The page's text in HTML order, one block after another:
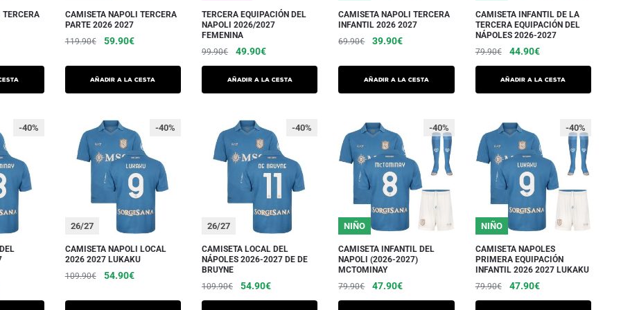
la
página
producto.
en
la
página
del
producto.
en
la
página
del
producto.
en
la
página
del
producto.
CAMISETA NAPOLI TERCERA
PARTE 2026 2027
119.90€
El
59.90€El
es:
Añadir a la cesta
Este
producto
variaciones.
Las
opciones
pueden
elegir
la
página
producto.
TERCERA EQUIPACIÓN DEL
NAPOLI 2026/2027
FEMENINA
99.90€
El
precio
inicial
era:
49.90€El
precio
actual
es:
Añadir a la cesta
producto
varias
variaciones.
Las
opciones
elegir
en
la
página
del
CAMISETA NAPOLI TERCERA
INFANTIL 2026 2027
69.90€
El
39.90€El
es:
Añadir a la cesta
Este
producto
variaciones.
Las
opciones
pueden
elegir
en
la
página
del
producto.
CAMISETA INFANTIL DE LA
TERCERA EQUIPACIÓN DEL
NÁPOLES 2026-2027
79.90€
El
precio
inicial
era:
44.90€El
precio
actual
es:
Añadir a la cesta
producto
varias
variaciones.
Las
opciones
pueden
elegir
en
la
página
del
-40%
26/27
-40%
CAMISETA NAPOLI LOCAL
2026 2027 LUKAKU
109.90€
El
54.90€El
Este
26/27
-40%
CAMISETA LOCAL DEL
NÁPOLES 2026-2027 DE DE
BRUYNE
109.90€
El
precio
54.90€El
precio
NIÑO
-40%
CAMISETA INFANTIL DEL
NAPOLI (2026-2027)
MCTOMINAY
79.90€
El
precio
47.90€El
precio
NIÑO
-40%
CAMISETA NAPOLES
PRIMERA EQUIPACIÓN
INFANTIL 2026 2027 LUKAKU
79.90€
El
precio
47.90€El
precio